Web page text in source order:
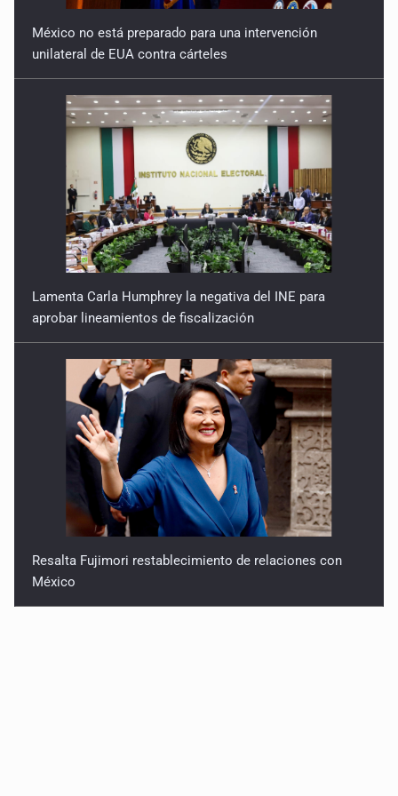
México no está preparado para una intervención
unilateral de EUA contra cárteles
Lamenta Carla Humphrey la negativa del INE para
aprobar lineamientos de fiscalización
Resalta Fujimori restablecimiento de relaciones con
México